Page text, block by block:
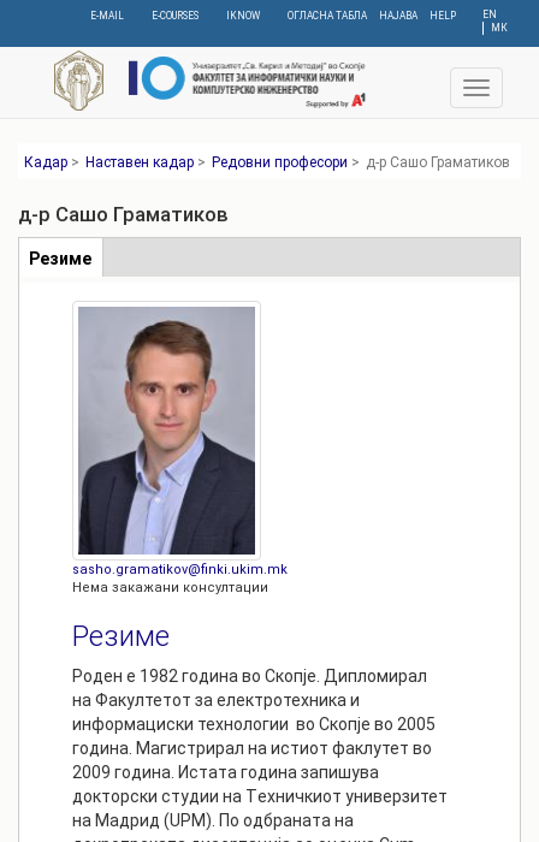
content
EN
МК
E-MAIL E-COURSES IKNOW ОГЛАСНА ТАБЛА НАЈАВА HELP
Toggle
Кадар > Наставен кадар > Редовни професори > д-р Сашо Граматиков
д-р Сашо Граматиков
Табови
Резиме
tab)
sasho.gramatikov@finki.ukim.mk
Нема закажани консултации
Резиме
Роден е 1982 година во Скопје. Дипломирал
на Факултетот за електротехника и
информациски технологии во Скопје во 2005
година. Магистрирал на истиот факлутет во
2009 година. Истата година запишува
докторски студии на Tехничкиот универзитет
на Мадрид (UPM). По одбраната на